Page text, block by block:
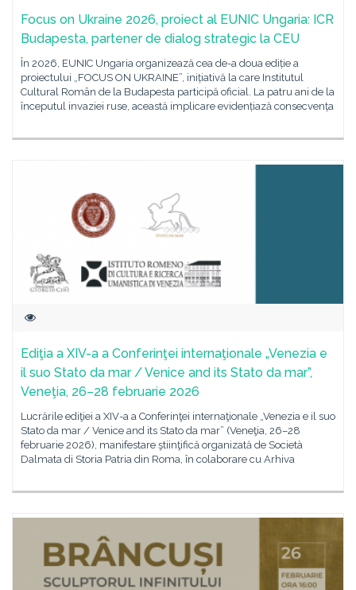
Focus on Ukraine 2026, proiect al EUNIC Ungaria: ICR
Budapesta, partener de dialog strategic la CEU
În 2026, EUNIC Ungaria organizează cea de-a doua ediție a
proiectului „FOCUS ON UKRAINE”, inițiativă la care Institutul
Cultural Român de la Budapesta participă oficial. La patru ani de la
începutul invaziei ruse, această implicare evidențiază consecvența
Ediţia a XIV-a a Conferinţei internaţionale „Venezia e
il suo Stato da mar / Venice and its Stato da mar”,
Veneţia, 26–28 februarie 2026
Lucrările ediţiei a XIV-a a Conferinţei internaţionale „Venezia e il suo
Stato da mar / Venice and its Stato da mar” (Veneţia, 26–28
februarie 2026), manifestare ştiinţifică organizată de Società
Dalmata di Storia Patria din Roma, în colaborare cu Arhiva